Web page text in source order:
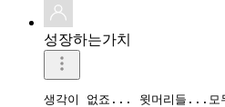
성장하는가치
생각이 없죠... 윗머리들...모